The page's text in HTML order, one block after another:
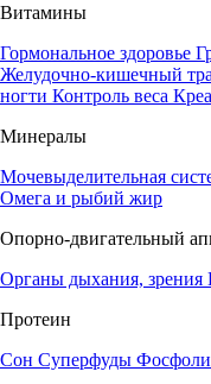
Витамины
Гормональное здоровье
Желудочно-кишечный
ногти Контроль веса
Минералы
Мочевыделительная
Омега и рыбий жир
Опорно-двигательный
Органы дыхания, зрения
Протеин
Сон Суперфуды